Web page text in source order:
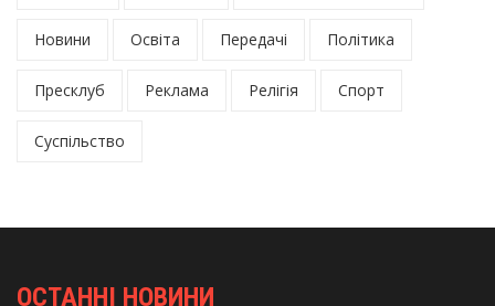
Новини Освіта Передачі Політика
Пресклуб Реклама Релігія Спорт
Суспільство
ОСТАННІ НОВИНИ